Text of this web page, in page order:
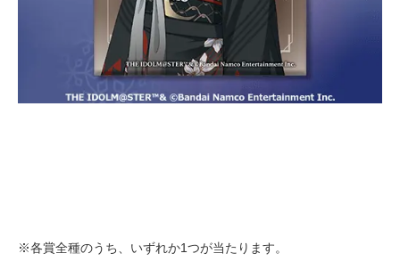
※各賞全種のうち、いずれか1つが当たります。